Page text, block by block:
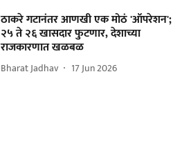
ठाकरे गटानंतर आणखी एक मोठं 'ऑपरेशन';
२५ ते २६ खासदार फुटणार, देशाच्या
राजकारणात खळबळ
Bharat Jadhav 17 Jun 2026